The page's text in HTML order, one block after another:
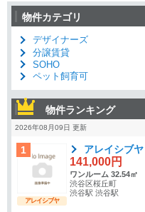
物件カテゴリ
デザイナーズ
分譲賃貸
SOHO
ペット飼育可
物件ランキング
2026年08月09日 更新
1
アレイシブヤ
アレイシブヤ
141,000円
ワンルーム 32.54㎡
渋谷区桜丘町
渋谷駅 渋谷駅